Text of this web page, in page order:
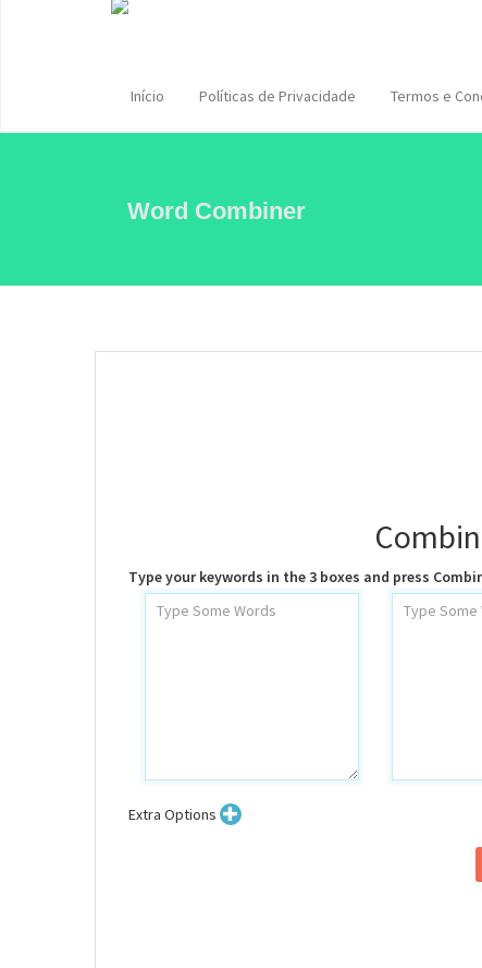
Início Políticas de Privacidade Termos e
Word Combiner
Type your keywords in the 3 boxes and press
Extra Options